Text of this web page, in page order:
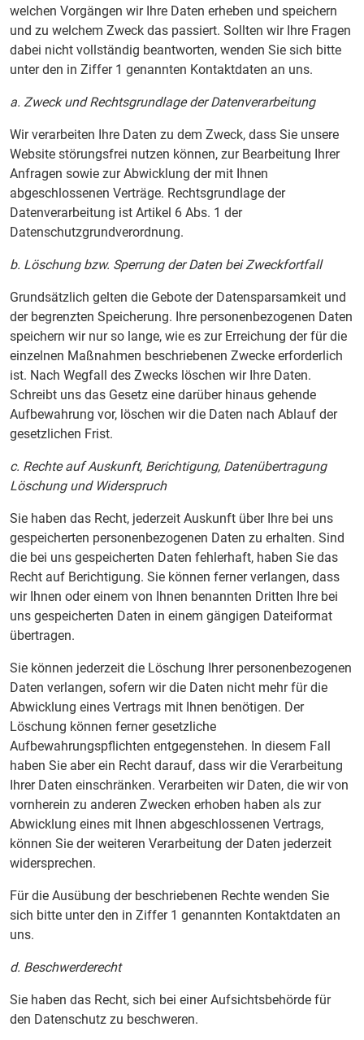
welchen Vorgängen wir Ihre Daten erheben und speichern
und zu welchem Zweck das passiert. Sollten wir Ihre Fragen
dabei nicht vollständig beantworten, wenden Sie sich bitte
unter den in Ziffer 1 genannten Kontaktdaten an uns.
a. Zweck und Rechtsgrundlage der Datenverarbeitung
Wir verarbeiten Ihre Daten zu dem Zweck, dass Sie unsere
Website störungsfrei nutzen können, zur Bearbeitung Ihrer
Anfragen sowie zur Abwicklung der mit Ihnen
abgeschlossenen Verträge. Rechtsgrundlage der
Datenverarbeitung ist Artikel 6 Abs. 1 der
Datenschutzgrundverordnung.
b. Löschung bzw. Sperrung der Daten bei Zweckfortfall
Grundsätzlich gelten die Gebote der Datensparsamkeit und
der begrenzten Speicherung. Ihre personenbezogenen Daten
speichern wir nur so lange, wie es zur Erreichung der für die
einzelnen Maßnahmen beschriebenen Zwecke erforderlich
ist. Nach Wegfall des Zwecks löschen wir Ihre Daten.
Schreibt uns das Gesetz eine darüber hinaus gehende
Aufbewahrung vor, löschen wir die Daten nach Ablauf der
gesetzlichen Frist.
c. Rechte auf Auskunft, Berichtigung, Datenübertragung
Löschung und Widerspruch
Sie haben das Recht, jederzeit Auskunft über Ihre bei uns
gespeicherten personenbezogenen Daten zu erhalten. Sind
die bei uns gespeicherten Daten fehlerhaft, haben Sie das
Recht auf Berichtigung. Sie können ferner verlangen, dass
wir Ihnen oder einem von Ihnen benannten Dritten Ihre bei
uns gespeicherten Daten in einem gängigen Dateiformat
übertragen.
Sie können jederzeit die Löschung Ihrer personenbezogenen
Daten verlangen, sofern wir die Daten nicht mehr für die
Abwicklung eines Vertrags mit Ihnen benötigen. Der
Löschung können ferner gesetzliche
Aufbewahrungspflichten entgegenstehen. In diesem Fall
haben Sie aber ein Recht darauf, dass wir die Verarbeitung
Ihrer Daten einschränken. Verarbeiten wir Daten, die wir von
vornherein zu anderen Zwecken erhoben haben als zur
Abwicklung eines mit Ihnen abgeschlossenen Vertrags,
können Sie der weiteren Verarbeitung der Daten jederzeit
widersprechen.
Für die Ausübung der beschriebenen Rechte wenden Sie
sich bitte unter den in Ziffer 1 genannten Kontaktdaten an
uns.
d. Beschwerderecht
Sie haben das Recht, sich bei einer Aufsichtsbehörde für
den Datenschutz zu beschweren.